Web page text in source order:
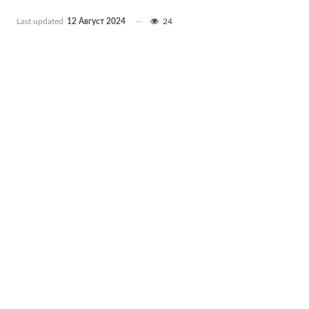
Last updated 12 Август 2024 24